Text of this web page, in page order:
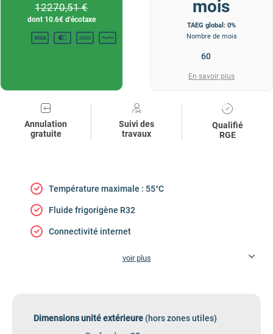
12270,51 €
dont 10.6€ d'écotaxe
mois
TAEG global: 0%
Nombre de mois
En savoir plus
Annulation
gratuite
Suivi des
travaux
Qualifié
RGE
Température maximale : 55°C
Fluide frigorigène R32
Connectivité internet
voir plus
Dimensions unité extérieure (hors zones utiles)